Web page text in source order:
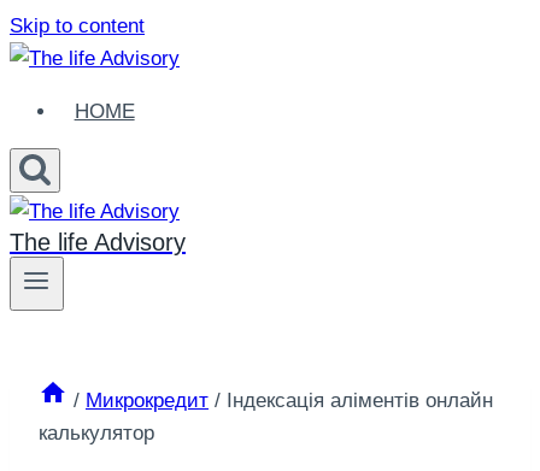
Skip to content
HOME
The life Advisory
/ Микрокредит / Індексація аліментів онлайн
калькулятор